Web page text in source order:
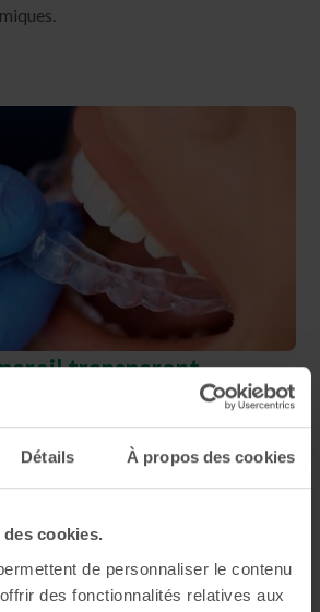
Détails À propos des cookies
cookies.
de personnaliser le contenu
des fonctionnalités relatives aux
transparent
sont une solution esthétique et
votre dentition. Ils sont disponibles